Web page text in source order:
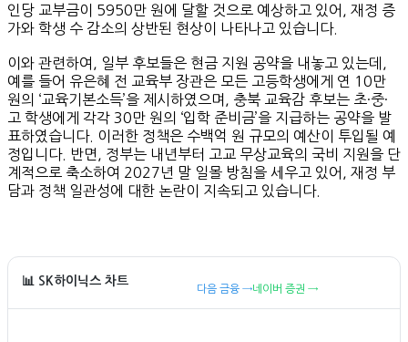
인당 교부금이 5950만 원에 달할 것으로 예상하고 있어, 재정 증
가와 학생 수 감소의 상반된 현상이 나타나고 있습니다.
이와 관련하여, 일부 후보들은 현금 지원 공약을 내놓고 있는데,
예를 들어 유은혜 전 교육부 장관은 모든 고등학생에게 연 10만
원의 ‘교육기본소득’을 제시하였으며, 충북 교육감 후보는 초·중·
고 학생에게 각각 30만 원의 ‘입학 준비금’을 지급하는 공약을 발
표하였습니다. 이러한 정책은 수백억 원 규모의 예산이 투입될 예
정입니다. 반면, 정부는 내년부터 고교 무상교육의 국비 지원을 단
계적으로 축소하여 2027년 말 일몰 방침을 세우고 있어, 재정 부
담과 정책 일관성에 대한 논란이 지속되고 있습니다.
📊 SK하이닉스 차트
다음 금융 →네이버 증권 →